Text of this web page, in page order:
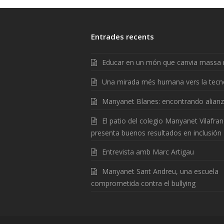
Entrades recents
Educar en un món que canvia massa
Una mirada més humana vers la
Manyanet Blanes: encontrando
El patio del colegio Manyanet
presenta buenos resultados en inclusión
Entrevista amb Marc Artigau
Manyanet Sant Andreu, una escuela
comprometida contra el bullying